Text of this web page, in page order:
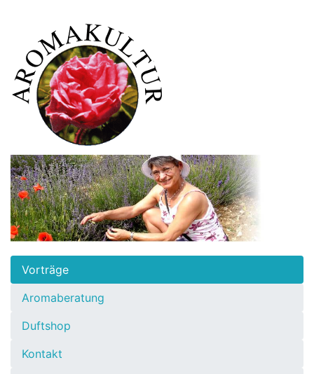
Vorträge
Aromaberatung
Duftshop
Kontakt